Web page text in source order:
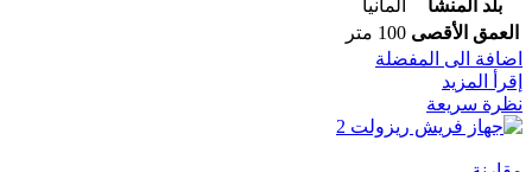
بلد المنشأ
المانيا
العمق الأقصى 100 متر
اضافة الى المفضلة
إقرأ المزيد
نظرة سريعة